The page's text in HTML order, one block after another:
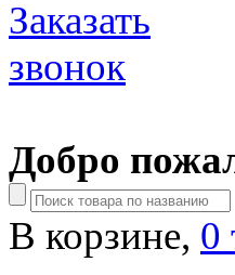
Добро
В корзине, 0